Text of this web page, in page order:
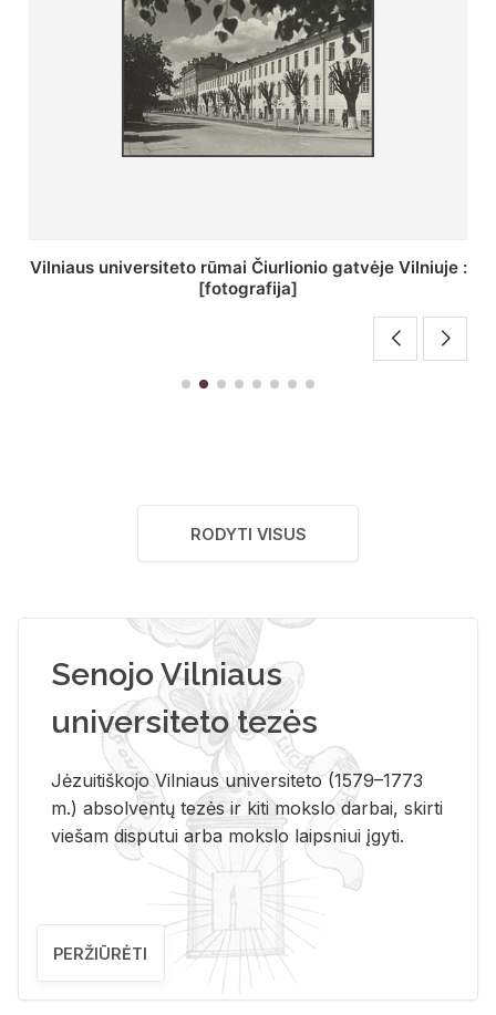
St. Batoro universiteto J. Pilsudskio kolegija :
[fotografija]
RODYTI VISUS
Senojo Vilniaus
universiteto tezės
Jėzuitiškojo Vilniaus universiteto (1579–1773
m.) absolventų tezės ir kiti mokslo darbai, skirti
viešam disputui arba mokslo laipsniui įgyti.
PERŽIŪRĖTI